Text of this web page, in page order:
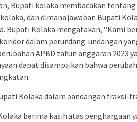
Bupati kolaka membacakan
dan dimana jawaban Bupati
Bupati Kolaka mengatakan, “Kami
dalam perundang-undangan
APBD tahun anggaran 2023
dapat disampaikan bahwa
Kolaka dalam pandangan fraksi-
berima kasih atas penghargaan